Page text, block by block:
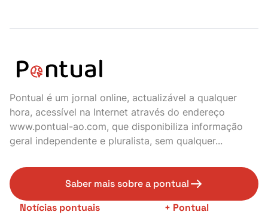
Pontual é um jornal online, actualizável a qualquer
hora, acessível na Internet através do endereço
www.pontual-ao.com, que disponibiliza informação
geral independente e pluralista, sem qualquer...
Saber mais sobre a pontual
Notícias pontuais
+ Pontual